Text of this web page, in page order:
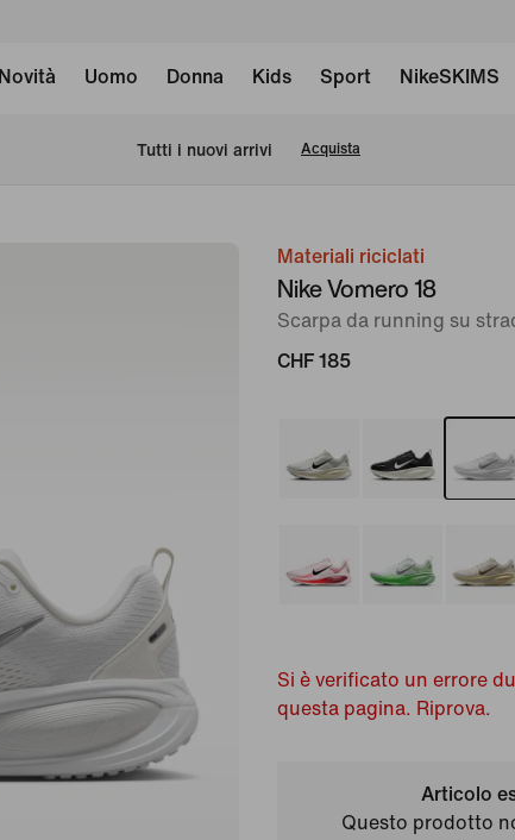
Novità Uomo Donna Kids Sport NikeSKIMS
Tutti i nuovi arrivi Acquista
immagine
Materiali riciclati
Nike Vomero 18
Scarpa da running su
CHF 185
Si è verificato un errore
questa pagina. Riprova.
Articolo
Questo prodotto